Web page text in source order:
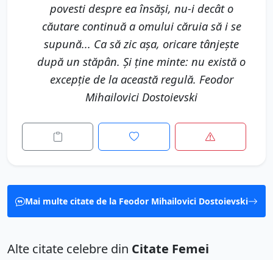
povesti despre ea însăşi, nu-i decât o
căutare continuă a omului căruia să i se
supună... Ca să zic aşa, oricare tânjeşte
după un stăpân. Şi ţine minte: nu există o
excepţie de la această regulă. Feodor
Mihailovici Dostoievski
Mai multe citate de la Feodor Mihailovici Dostoievski
Alte citate celebre din Citate Femei